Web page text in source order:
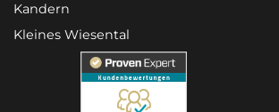
Kandern
Kleines Wiesental